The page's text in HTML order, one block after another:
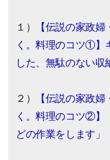
１）
【伝説の家政
く。料理のコツ①】
した、無駄のない収
２）
【伝説の家政
く。料理のコツ②】
どの作業をします」